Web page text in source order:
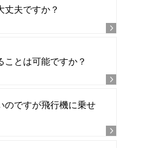
丈夫ですか？
ことは可能ですか？
のですが飛行機に乗せ